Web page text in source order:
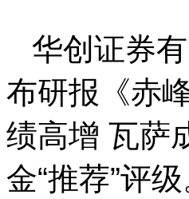
华创证券
布研报《赤
绩高增 瓦萨
金“推荐”评级